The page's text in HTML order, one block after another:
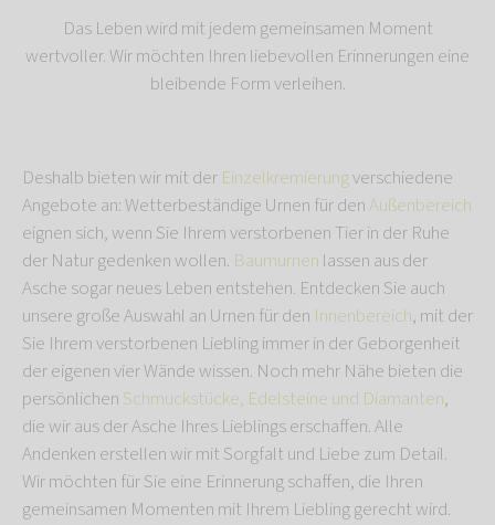
Das Leben wird mit jedem gemeinsamen Moment
wertvoller. Wir möchten Ihren liebevollen Erinnerungen eine
bleibende Form verleihen.
Deshalb bieten wir mit der Einzelkremierungverschiedene
Angebote an: Wetterbeständige Urnen für denAußenbereich
eignen sich, wenn Sie Ihrem verstorbenen Tier in der Ruhe
der Natur gedenken wollen. Baumurnen lassen aus der
Asche sogar neues Leben entstehen. Entdecken Sie auch
unsere große Auswahl an Urnen für den Innenbereich, mit der
Sie Ihrem verstorbenen Liebling immer in der Geborgenheit
der eigenen vier Wände wissen. Noch mehr Nähe bieten die
persönlichen Schmuckstücke, Edelsteine und Diamanten,
die wir aus der Asche Ihres Lieblings erschaffen. Alle
Andenken erstellen wir mit Sorgfalt und Liebe zum Detail.
Wir möchten für Sie eine Erinnerung schaffen, die Ihren
gemeinsamen Momenten mit Ihrem Liebling gerecht wird.